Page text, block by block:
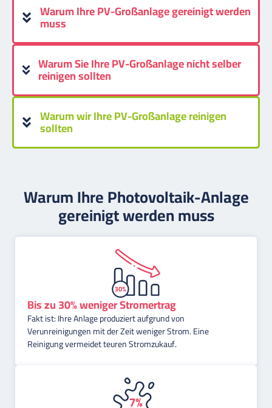
Warum Ihre PV-Großanlage gereinigt werden
muss
Warum Sie Ihre PV-Großanlage nicht selber
reinigen sollten
Warum wir Ihre PV-Großanlage reinigen
sollten
Warum Ihre Photovoltaik-Anlage
gereinigt werden muss
Bis zu 30% weniger Stromertrag
Fakt ist: Ihre Anlage produziert aufgrund von
Verunreinigungen mit der Zeit weniger Strom. Eine
Reinigung vermeidet teuren Stromzukauf.